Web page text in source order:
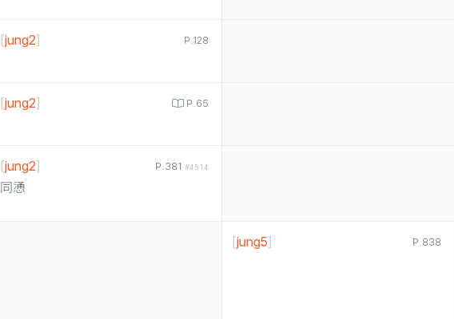
P.128
[jung2]
P.65
[jung2]
P.381 #4514
[jung2]
同慂
P.838
[jung5]